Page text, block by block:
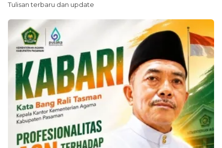
Tulisan terbaru dan update